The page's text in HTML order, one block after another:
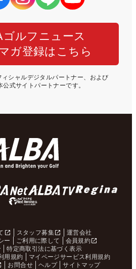
ゴルフニュース
ガ登録はこちら
シャルデジタルパートナー、および
公式サイトパートナーです。
スタッフ募集
運営会社
ー
ご利用に際して
会員規約
特定商取引法に基づく表示
用規約
マイページサービス利用規約
お問合せ ヘルプ サイトマップ